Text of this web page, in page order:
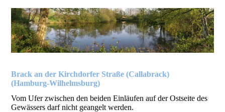
Brack an der Kirchdorfer Straße (Callabrack)
(Hamburg-Wilhelmsburg)
Vom Ufer zwischen den beiden Einläufen auf der Ostseite des
Gewässers darf nicht geangelt werden.